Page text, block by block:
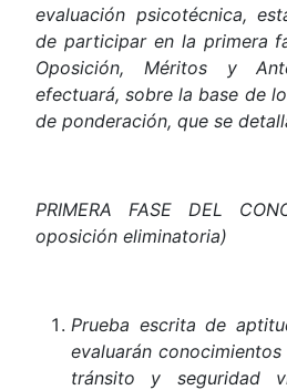
evaluación psicotécnica,
de participar en la primera
Oposición, Méritos y
efectuará, sobre la base de
de ponderación, que se
PRIMERA FASE DEL
oposición eliminatoria)
Prueba escrita de
evaluarán
tránsito y seguridad